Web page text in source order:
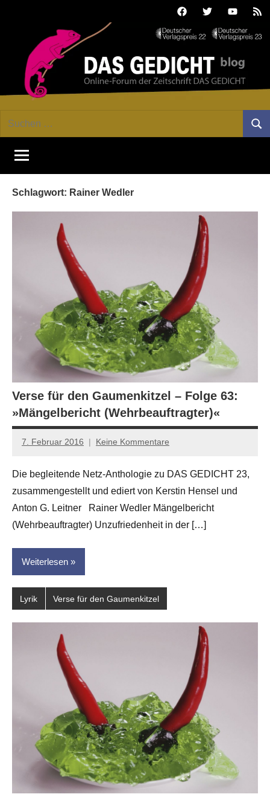
FacebookTwitterYoutube
GEDICHT
blog
Forum
von
DAS
Suchen
Schlagwort: Rainer Wedler
Verse für den Gaumenkitzel – Folge 63:
»Mängelbericht (Wehrbeauftragter)«
7. Februar 2016
Anton
Leitner
Keine Kommentare
Die begleitende Netz-Anthologie zu DAS GEDICHT 23,
zusammengestellt und ediert von Kerstin Hensel und
Anton G. Leitner Rainer Wedler Mängelbericht
(Wehrbeauftragter) Unzufriedenheit in der […]
Weiterlesen
Lyrik Verse für den Gaumenkitzel